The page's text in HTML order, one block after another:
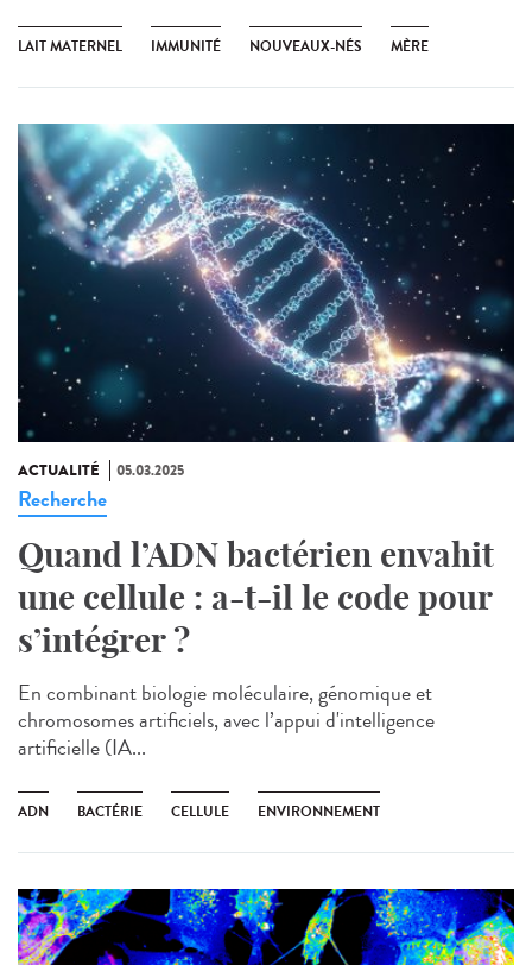
LAIT MATERNEL IMMUNITÉ NOUVEAUX-NÉS MÈRE
ACTUALITÉ 05.03.2025
Recherche
Quand l’ADN bactérien envahit
une cellule : a-t-il le code pour
s’intégrer ?
En combinant biologie moléculaire, génomique et
chromosomes artificiels, avec l’appui d'intelligence
artificielle (IA...
ADN BACTÉRIE CELLULE ENVIRONNEMENT